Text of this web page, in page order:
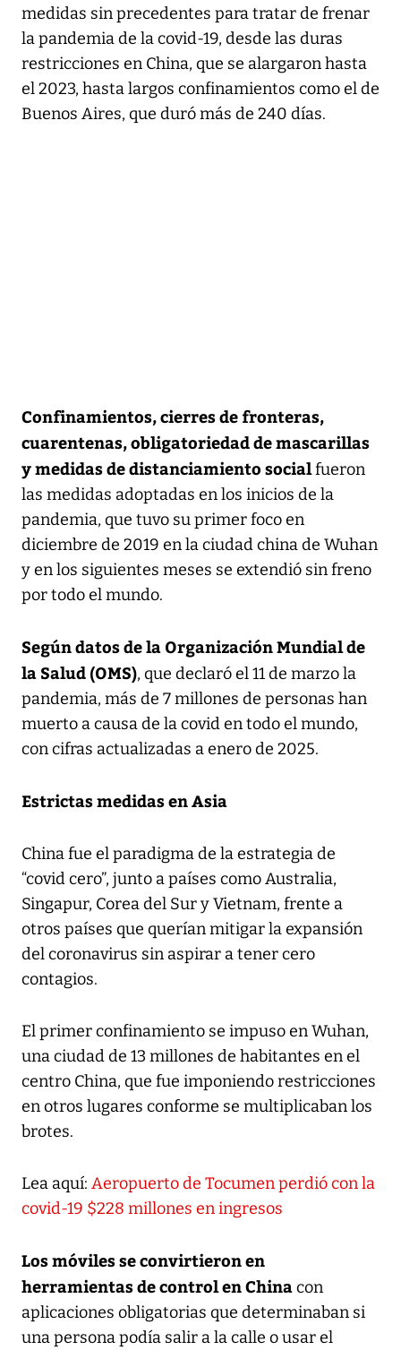
medidas sin precedentes para tratar de frenar
la pandemia de la covid-19, desde las duras
restricciones en China, que se alargaron hasta
el 2023, hasta largos confinamientos como el de
Buenos Aires, que duró más de 240 días.
Confinamientos, cierres de fronteras,
cuarentenas, obligatoriedad de mascarillas
y medidas de distanciamiento socialfueron
las medidas adoptadas en los inicios de la
pandemia, que tuvo su primer foco en
diciembre de 2019 en la ciudad china de Wuhan
y en los siguientes meses se extendió sin freno
por todo el mundo.
Según datos de la Organización Mundial de
la Salud (OMS), que declaró el 11 de marzo la
pandemia, más de 7 millones de personas han
muerto a causa de la covid en todo el mundo,
con cifras actualizadas a enero de 2025.
Estrictas medidas en Asia
China fue el paradigma de la estrategia de
“covid cero”, junto a países como Australia,
Singapur, Corea del Sur y Vietnam, frente a
otros países que querían mitigar la expansión
del coronavirus sin aspirar a tener cero
contagios.
El primer confinamiento se impuso en Wuhan,
una ciudad de 13 millones de habitantes en el
centro China, que fue imponiendo restricciones
en otros lugares conforme se multiplicaban los
brotes.
Lea aquí: Aeropuerto de Tocumen perdió con la
covid-19 $228 millones en ingresos
Los móviles se convirtieron en
herramientas de control en Chinacon
aplicaciones obligatorias que determinaban si
una persona podía salir a la calle o usar el